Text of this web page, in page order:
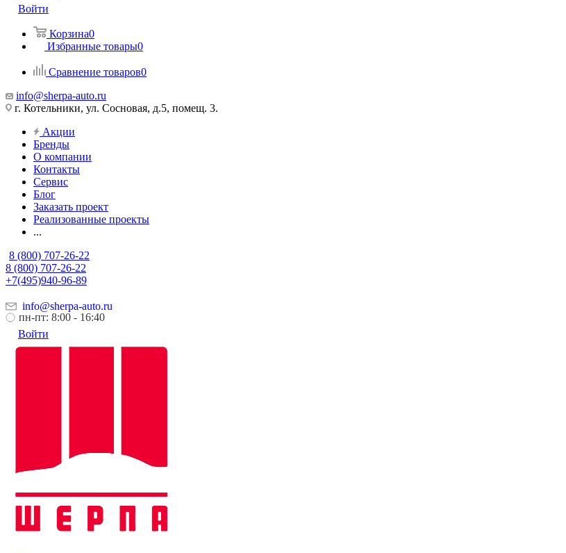
Войти
Корзина0
Избранные товары0
Сравнение товаров0
info@sherpa-auto.ru
г. Котельники, ул. Сосновая, д.5, помещ. 3.
Акции
Бренды
О компании
Контакты
Сервис
Блог
Заказать проект
Реализованные проекты
...
8 (800) 707-26-22
8 (800) 707-26-22
+7(495)940-96-89
info@sherpa-auto.ru
пн-пт: 8:00 - 16:40
Войти